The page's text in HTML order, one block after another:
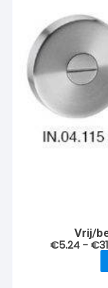
Vrij/
€5.24 -€